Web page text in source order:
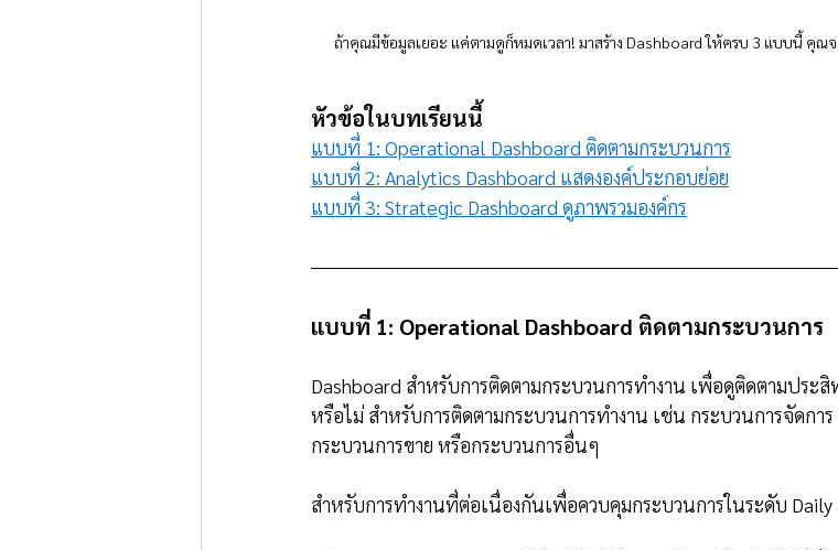
ถ้าคุณมีข้อมูลเยอะ แค่ตามดูก็หมดเวลา! มาสร้าง Dashboard ให้ครบ 3 แบบนี้ คุณจ
หัวข้อในบทเรียนนี้
แบบที่ 1: Operational Dashboard ติดตามกระบวนการ
แบบที่ 2: Analytics Dashboard แสดงองค์ประกอบย่อย
แบบที่ 3: Strategic Dashboard ดูภาพรวมองค์กร
แบบที่ 1: Operational Dashboard ติดตามกระบวนการ
Dashboard สำหรับการติดตามกระบวนการทำงาน เพื่อดูติดตามประ
หรือไม่ สำหรับการติดตามกระบวนการทำงาน เช่น กระบวนการจัดการ
กระบวนการขาย หรือกระบวนการอื่นๆ
สำหรับการทำงานที่ต่อเนื่องกันเพื่อควบคุมกระบวนการในระดับ Daily